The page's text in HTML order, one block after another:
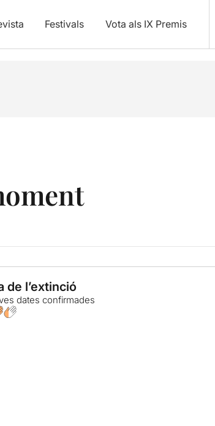
Festivals Vota als IX Premis
de l’extinció
dates confirmades